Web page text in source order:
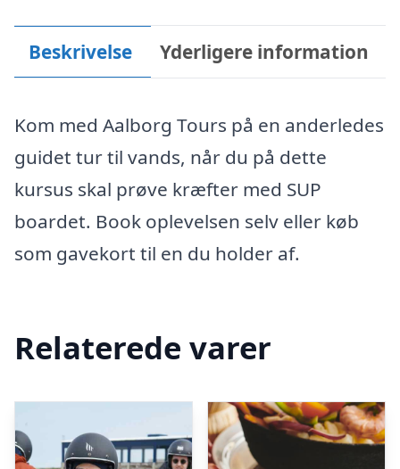
Beskrivelse Yderligere information
Kom med Aalborg Tours på en anderledes
guidet tur til vands, når du på dette
kursus skal prøve kræfter med SUP
boardet. Book oplevelsen selv eller køb
som gavekort til en du holder af.
Relaterede varer